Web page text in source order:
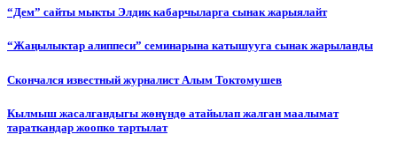
“Дем” сайты мыкты Элдик кабарчыларга сынак жарыялайт
“Жаңылыктар алиппеси” семинарына катышууга сынак жарыланды
Cкончался известный журналист Алым Токтомушев
Кылмыш жасалгандыгы жөнүндө атайылап жалган маалымат
тараткандар жоопко тартылат